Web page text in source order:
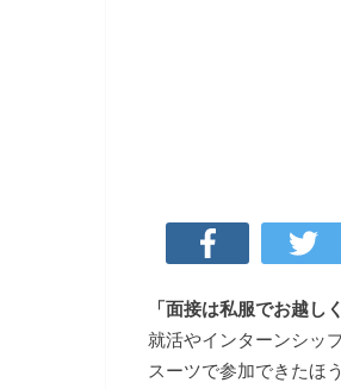
「面接は私服でお越し
就活やインターンシッ
スーツで参加できたほ